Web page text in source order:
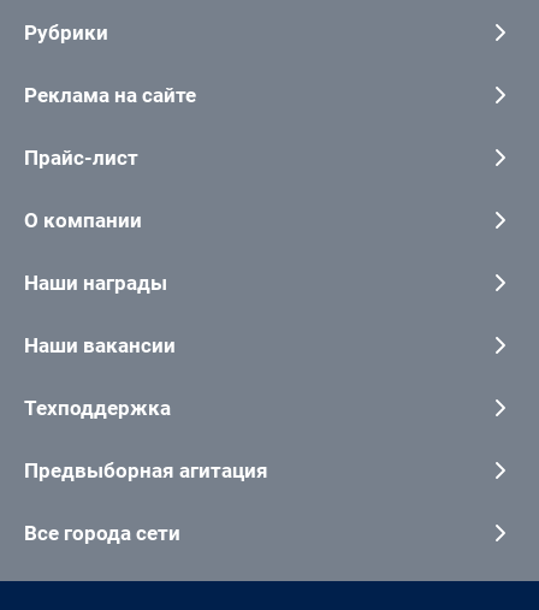
Рубрики
Реклама на сайте
Прайс-лист
О компании
Наши награды
Наши вакансии
Техподдержка
Предвыборная агитация
Все города сети